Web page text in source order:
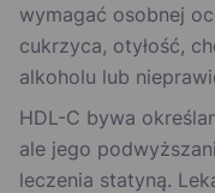
wymagać osobnej
cukrzyca, otyłość,
alkoholu lub
HDL-C bywa
ale jego
leczenia statyną.